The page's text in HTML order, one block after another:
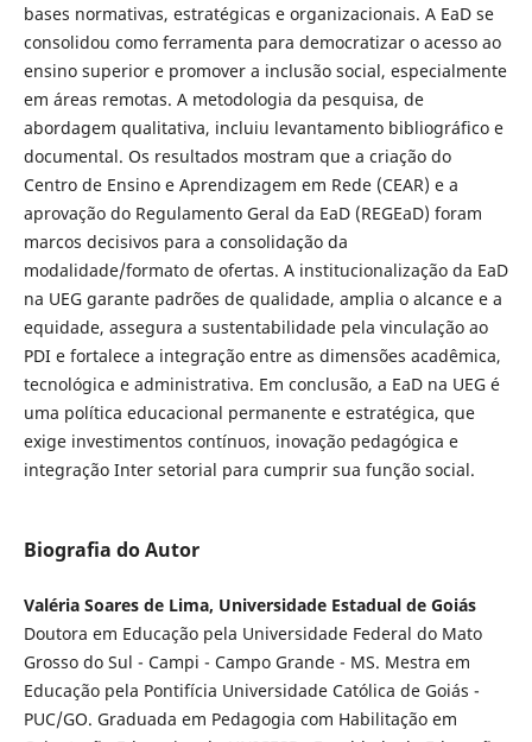
bases normativas, estratégicas e organizacionais. A EaD se
consolidou como ferramenta para democratizar o acesso ao
ensino superior e promover a inclusão social, especialmente
em áreas remotas. A metodologia da pesquisa, de
abordagem qualitativa, incluiu levantamento bibliográfico e
documental. Os resultados mostram que a criação do
Centro de Ensino e Aprendizagem em Rede (CEAR) e a
aprovação do Regulamento Geral da EaD (REGEaD) foram
marcos decisivos para a consolidação da
modalidade/formato de ofertas. A institucionalização da EaD
na UEG garante padrões de qualidade, amplia o alcance e a
equidade, assegura a sustentabilidade pela vinculação ao
PDI e fortalece a integração entre as dimensões acadêmica,
tecnológica e administrativa. Em conclusão, a EaD na UEG é
uma política educacional permanente e estratégica, que
exige investimentos contínuos, inovação pedagógica e
integração Inter setorial para cumprir sua função social.
Biografia do Autor
Valéria Soares de Lima, Universidade Estadual de Goiás
Doutora em Educação pela Universidade Federal do Mato
Grosso do Sul - Campi - Campo Grande - MS. Mestra em
Educação pela Pontifícia Universidade Católica de Goiás -
PUC/GO. Graduada em Pedagogia com Habilitação em